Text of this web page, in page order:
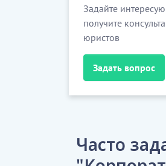
Задайте
получите
юристов
Задать вопрос
Часто